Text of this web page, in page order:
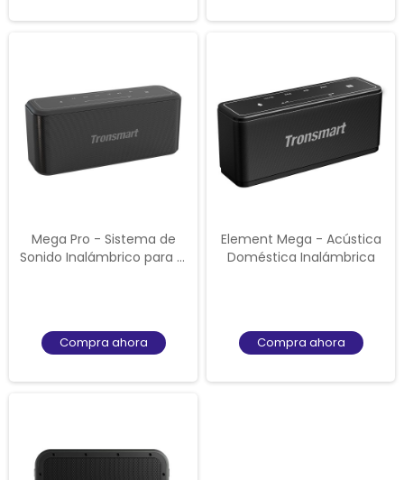
Mega Pro - Sistema de
Sonido Inalámbrico para el
Compra ahora
Element Mega - Acústica
Doméstica Inalámbrica
Compra ahora